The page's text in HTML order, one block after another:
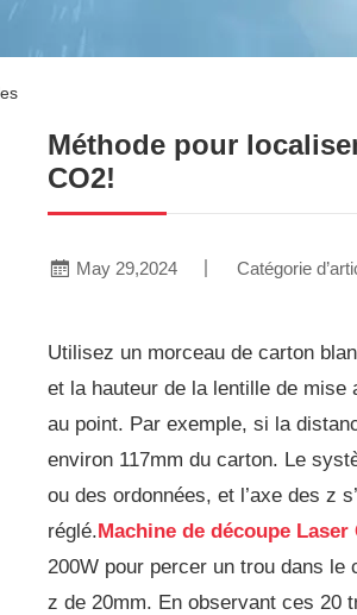
Méthode pour
CO2!
May 29,2024 Catégorie
Utilisez un morceau de carton
et la hauteur de la lentille de
au point. Par exemple, si la
environ 117mm du carton. Le
ou des ordonnées, et l’axe des z
réglé.Machine de découpe Laser
200W pour percer un trou dans le
z de 20mm. En observant ces 20